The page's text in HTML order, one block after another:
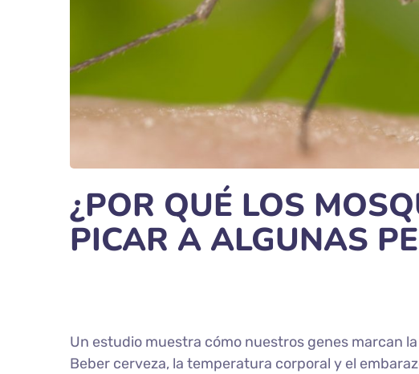
¿POR QUÉ LOS
PICAR A ALGUNAS
Un estudio muestra cómo nuestros genes marcan
Beber cerveza, la temperatura corporal y el